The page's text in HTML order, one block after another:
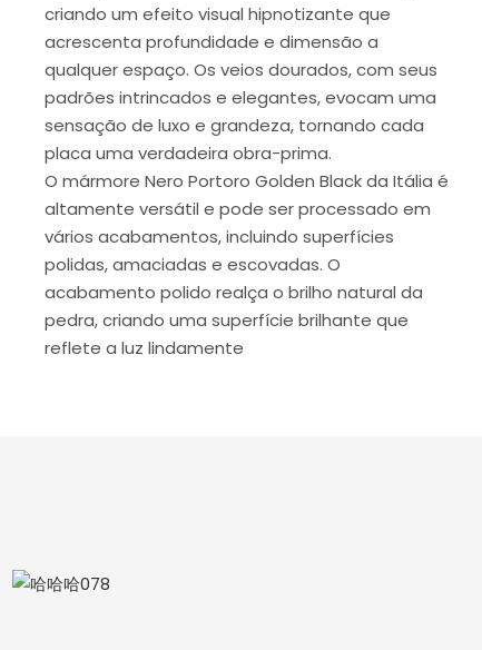
criando um efeito visual hipnotizante que
acrescenta profundidade e dimensão a
qualquer espaço. Os veios dourados, com seus
padrões intrincados e elegantes, evocam uma
sensação de luxo e grandeza, tornando cada
placa uma verdadeira obra-prima.
O mármore Nero Portoro Golden Black da Itália é
altamente versátil e pode ser processado em
vários acabamentos, incluindo superfícies
polidas, amaciadas e escovadas. O
acabamento polido realça o brilho natural da
pedra, criando uma superfície brilhante que
reflete a luz lindamente